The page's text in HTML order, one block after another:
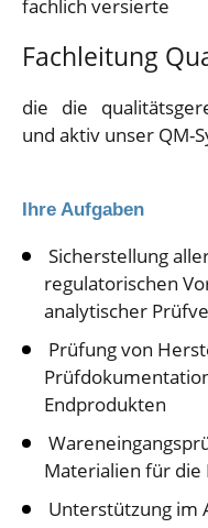
fachlich versierte
Fachleitung
die die
und aktiv unser QM-
Ihre Aufgaben
Sicherstellung
regulatorischen
analytischer
Prüfung von
Endprodukten
Materialien für die
Unterstützung im